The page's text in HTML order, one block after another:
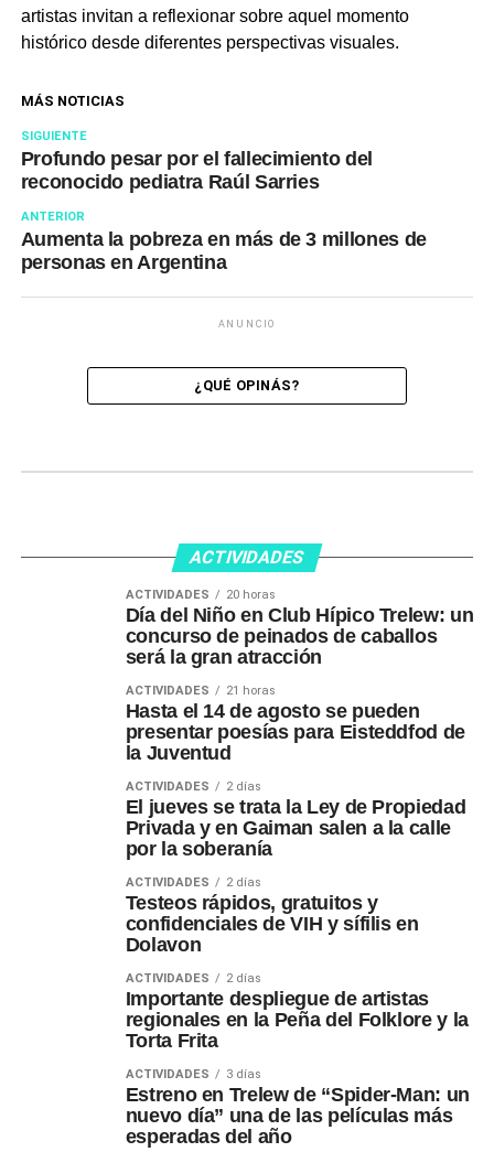
artistas invitan a reflexionar sobre aquel momento
histórico desde diferentes perspectivas visuales.
MÁS NOTICIAS
SIGUIENTE
Profundo pesar por el fallecimiento del
reconocido pediatra Raúl Sarries
ANTERIOR
Aumenta la pobreza en más de 3 millones de
personas en Argentina
ANUNCIO
¿QUÉ OPINÁS?
ACTIVIDADES
ACTIVIDADES 20 horas
Día del Niño en Club Hípico Trelew: un
concurso de peinados de caballos
será la gran atracción
ACTIVIDADES 21 horas
Hasta el 14 de agosto se pueden
presentar poesías para Eisteddfod de
la Juventud
ACTIVIDADES 2 días
El jueves se trata la Ley de Propiedad
Privada y en Gaiman salen a la calle
por la soberanía
ACTIVIDADES 2 días
Testeos rápidos, gratuitos y
confidenciales de VIH y sífilis en
Dolavon
ACTIVIDADES 2 días
Importante despliegue de artistas
regionales en la Peña del Folklore y la
Torta Frita
ACTIVIDADES 3 días
Estreno en Trelew de “Spider-Man: un
nuevo día” una de las películas más
esperadas del año